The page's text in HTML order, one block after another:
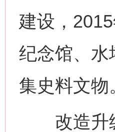
建设，
纪念馆、水
集史料文
改造升级